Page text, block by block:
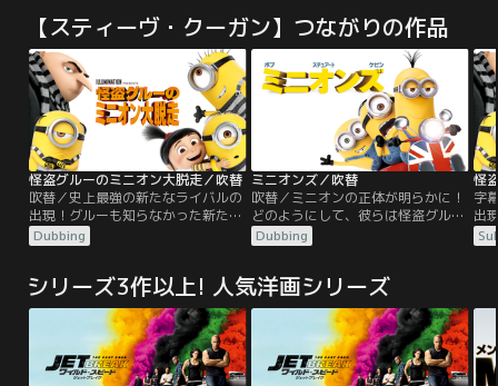
【スティーヴ・クーガン】つながりの作品
怪盗グルーのミニオン大脱走／吹替
吹替／史上最強の新たなライバルの
出現！グルーも知らなかった新たな
家族の秘密。そしてミニオンたち
は…タイホ！？月をも盗んだ最強の
ー。グルーの家族になったルーシー
と3姉妹。そして、最強最悪のボス
に仕えることが生きがいのミニオ
ン。悪党バルタザールを逃がし、反
悪党同盟をクビになってしまったグ
ルーは…。
Dubbing
ミニオンズ／吹替
吹替／ミニオンの正体が明らかに！
どのようにして、彼らは怪盗グルー
の仲間になったのか！？全世界で記
録破りの大ヒット！今回の主役は国
ン”！『怪盗グルー』シリーズ最高
のキャラクター“ミニオン”が主役に
なって帰ってきた！ミニオンが大好
きになること間違いなし！！地球史
上“最強最悪”のボスを探す旅が今、
始まる！！
Dubbing
怪
字
出
家
は…
と
悪
ル
シリーズ3作以上! 人気洋画シリーズ